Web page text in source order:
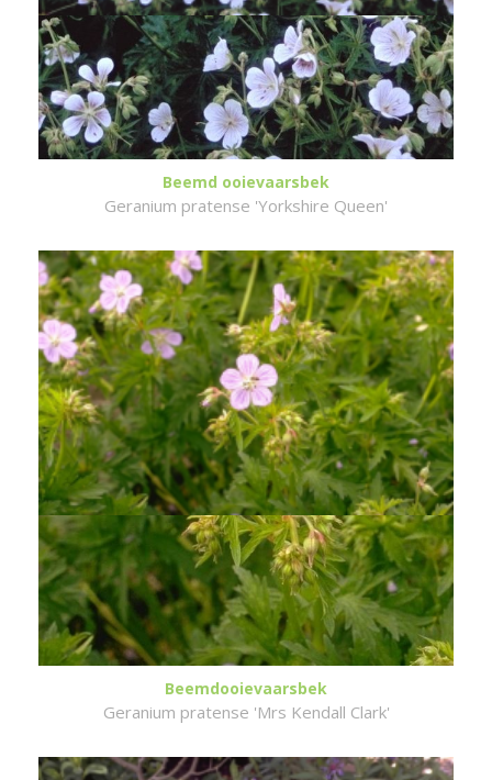
Beemd ooievaarsbek
Geranium pratense 'Yorkshire Queen'
Beemdooievaarsbek
Geranium pratense 'Mrs Kendall Clark'